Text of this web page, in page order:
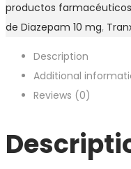
productos
de Diazepam 10 mg,
Description
Additional
Reviews (0)